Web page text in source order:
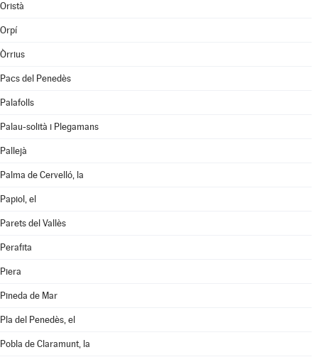
Oristà
Orpí
Òrrius
Pacs del Penedès
Palafolls
Palau-solità i Plegamans
Pallejà
Palma de Cervelló, la
Papiol, el
Parets del Vallès
Perafita
Piera
Pineda de Mar
Pla del Penedès, el
Pobla de Claramunt, la